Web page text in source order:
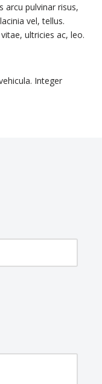
arcu pulvinar risus,
vel, tellus.
ultricies ac, leo.
Integer